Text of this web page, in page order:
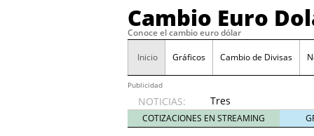
Cambio Euro
Conoce el cambio euro dólar
Inicio Gráficos Cambio de Divisas
Publicidad
NOTICIAS:
Tres
escenarios
posibles
COTIZACIONES EN STREAMING